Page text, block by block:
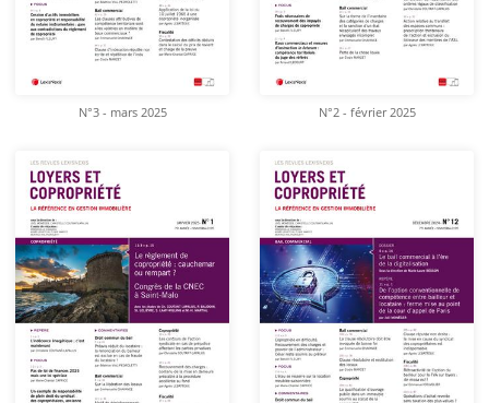
N°3 - mars 2025 N°2 - février 2025